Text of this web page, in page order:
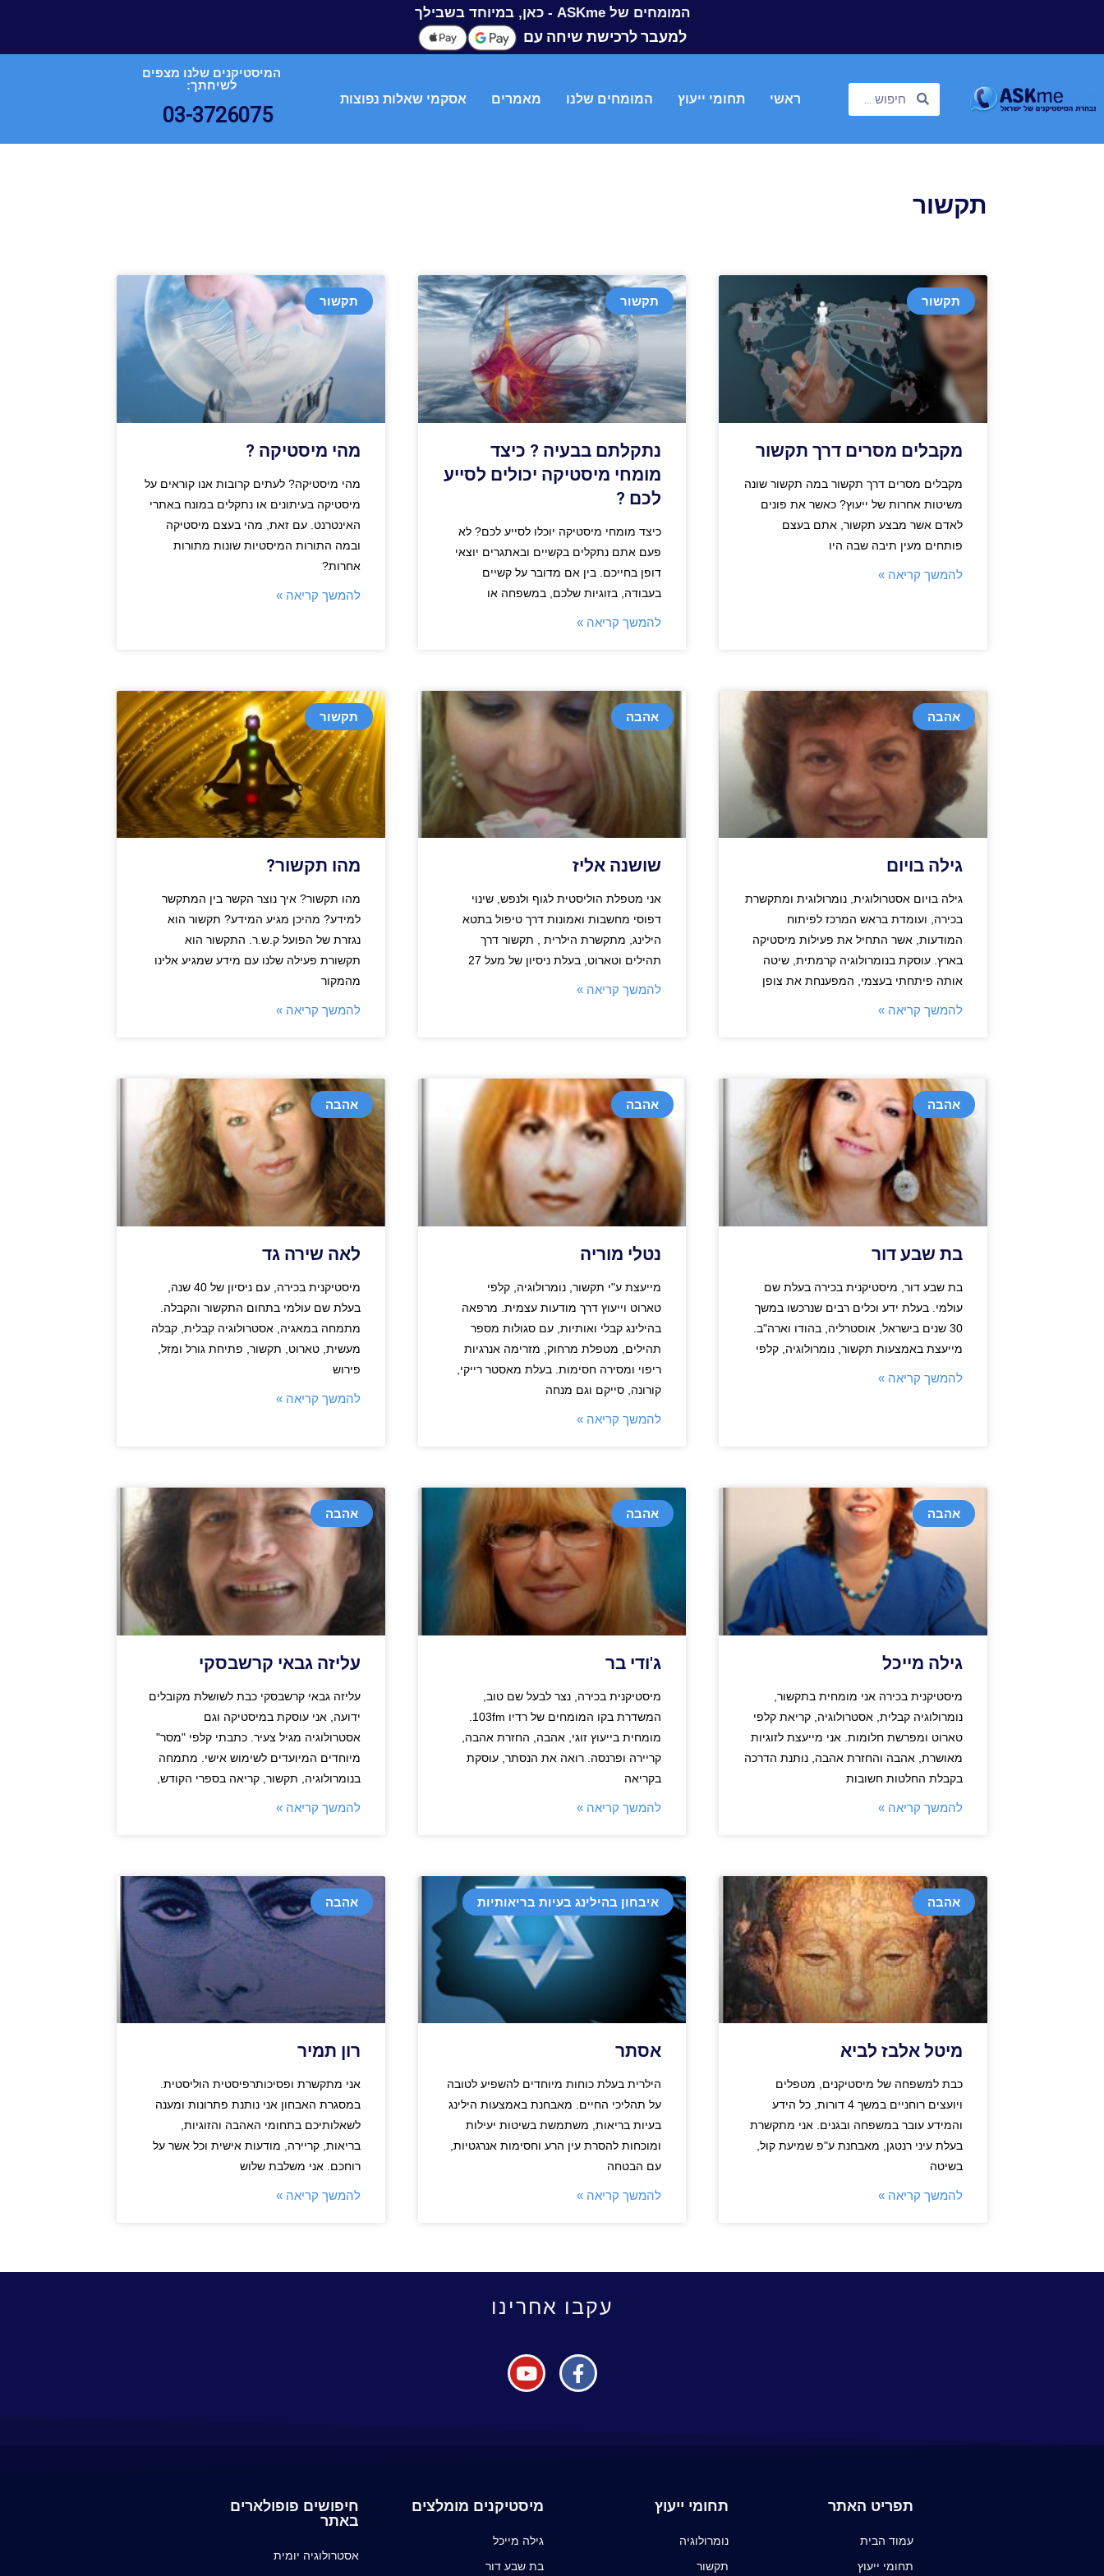
המומחים של ASKme - כאן, במיוחד בשבילך
למעבר לרכישת שיחה עם
ראשי תחומי ייעוץ המומחים שלנו מאמרים אסקמי שאלות נפוצות
המיסטיקנים שלנו מצפים
לשיחתך:
03-3726075
תקשור
תקשור
מקבלים מסרים דרך תקשור
מקבלים מסרים דרך תקשור במה תקשור שונה
משיטות אחרות של ייעוץ? כאשר את פונים
לאדם אשר מבצע תקשור, אתם בעצם
פותחים מעין תיבה שבה היו
להמשך קריאה »
תקשור
נתקלתם בבעיה ? כיצד
מומחי מיסטיקה יכולים לסייע
לכם ?
כיצד מומחי מיסטיקה יוכלו לסייע לכם? לא
פעם אתם נתקלים בקשיים ובאתגרים יוצאי
דופן בחייכם. בין אם מדובר על קשיים
בעבודה, בזוגיות שלכם, במשפחה או
להמשך קריאה »
תקשור
מהי מיסטיקה ?
מהי מיסטיקה? לעתים קרובות אנו קוראים על
מיסטיקה בעיתונים או נתקלים במונח באתרי
האינטרנט. עם זאת, מהי בעצם מיסטיקה
ובמה התורות המיסטיות שונות מתורות
אחרות?
להמשך קריאה »
אהבה
גילה בויום
גילה בויום אסטרולוגית, נומרולוגית ומתקשרת
בכירה, ועומדת בראש המרכז לפיתוח
המודעות, אשר התחיל את פעילות מיסטיקה
בארץ. עוסקת בנומרולוגיה קרמתית, שיטה
אותה פיתחתי בעצמי, המפענחת את צופן
להמשך קריאה »
אהבה
שושנה אליז
אני מטפלת הוליסטית לגוף ולנפש, שינוי
דפוסי מחשבות ואמונות דרך טיפול בתטא
הילינג, מתקשרת הילרית , תקשור דרך
תהילים וטארוט, בעלת ניסיון של מעל 27
להמשך קריאה »
תקשור
מהו תקשור?
מהו תקשור? איך נוצר הקשר בין המתקשר
למידע? מהיכן מגיע המידע? תקשור הוא
נגזרת של הפועל ק.ש.ר. התקשור הוא
תקשורת פעילה שלנו עם מידע שמגיע אלינו
מהמקור
להמשך קריאה »
אהבה
בת שבע דור
בת שבע דור, מיסטיקנית בכירה בעלת שם
עולמי. בעלת ידע וכלים רבים שנרכשו במשך
30 שנים בישראל, אוסטרליה, בהודו וארה"ב.
מייעצת באמצעות תקשור, נומרולוגיה, קלפי
להמשך קריאה »
אהבה
נטלי מוריה
מייעצת ע"י תקשור, נומרולוגיה, קלפי
טארוט וייעוץ דרך מודעות עצמית. מרפאה
בהילינג קבלי ואותיות, עם סגולות מספר
תהילים, מטפלת מרחוק, מזרימה אנרגיות
ריפוי ומסירה חסימות. בעלת מאסטר רייקי,
קורונה, סייקם וגם מנחה
להמשך קריאה »
אהבה
לאה שירה גד
מיסטיקנית בכירה, עם ניסיון של 40 שנה,
בעלת שם עולמי בתחום התקשור והקבלה.
מתמחה במאגיה, אסטרולוגיה קבלית, קבלה
מעשית, טארוט, תקשור, פתיחת גורל ומזל,
פירוש
להמשך קריאה »
אהבה
גילה מייכל
מיסטיקנית בכירה אני מומחית בתקשור,
נומרולוגיה קבלית, אסטרולוגיה, קריאת קלפי
טארוט ומפרשת חלומות. אני מייעצת לזוגיות
מאושרת, אהבה והחזרת אהבה, נותנת הדרכה
בקבלת החלטות חשובות
להמשך קריאה »
אהבה
ג'ודי בר
מיסטיקנית בכירה, נצר לבעל שם טוב,
מומחית בייעוץ זוגי, אהבה, החזרת אהבה,
קריירה ופרנסה. רואה את הנסתר, עוסקת
בקריאה
להמשך קריאה »
אהבה
עליזה גבאי קרשבסקי
עליזה גבאי קרשבסקי כבת לשושלת מקובלים
ידועה, אני עוסקת במיסטיקה וגם
אסטרולוגיה מגיל צעיר. כתבתי קלפי "מסר"
מיוחדים המיועדים לשימוש אישי. מתמחה
בנומרולוגיה, תקשור, קריאה בספרי הקודש,
להמשך קריאה »
אהבה
מיטל אלבז לביא
כבת למשפחה של מיסטיקנים, מטפלים
ויועצים רוחניים במשך 4 דורות, כל הידע
והמידע עובר במשפחה ובגנים. אני מתקשרת
בעלת עיני רנטגן, מאבחנת ע"פ שמיעת קול,
בשיטה
להמשך קריאה »
איבחון בהילינג בעיות בריאותיות
אסתר
הילרית בעלת כוחות מיוחדים להשפיע לטובה
על תהליכי החיים. מאבחנת באמצעות הילינג
בעיות בריאות, משתמשת בשיטות יעילות
ומוכחות להסרת עין הרע וחסימות אנרגטיות,
עם הבטחה
להמשך קריאה »
אהבה
רון תמיר
אני מתקשרת ופסיכותרפיסטית הוליסטית.
במסגרת האבחון אני נותנת פתרונות ומענה
לשאלותיכם בתחומי האהבה והזוגיות,
בריאות, קריירה, מודעות אישית וכל אשר על
רוחכם. אני משלבת שלוש
להמשך קריאה »
עקבו אחרינו
תפריט האתר
עמוד הבית
תחומי ייעוץ
תחומי ייעוץ
נומרולוגיה
תקשור
מיסטיקנים מומלצים
גילה מייכל
בת שבע דור
חיפושים פופולארים
באתר
אסטרולוגיה יומית